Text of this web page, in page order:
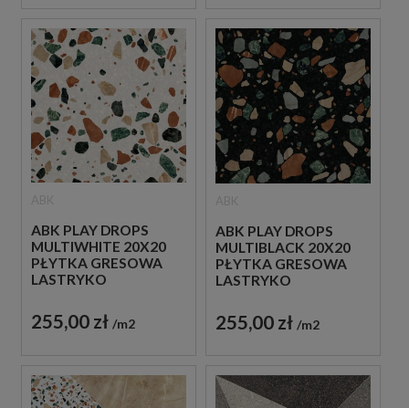
ABK PLAY DROPS
MULTIWHITE 20X20
PŁYTKA GRESOWA
LASTRYKO
255,00 zł m2
ABK PLAY DROPS
MULTIBLACK 20X20
PŁYTKA GRESOWA
LASTRYKO
255,00 zł m2